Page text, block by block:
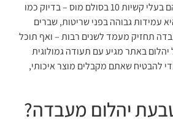
בהחלט. יהלומי מעבדה הם בעלי קשיות 10 בסולם מוס – בדיוק כמו
עמידות גבוהה בפני שריטות, שברים
תחזיק מעמד לשנים רבות – ואף תוכל
יהלום באתר מגיע עם תעודה גמולוגית
להבטיח שאתם מקבלים מוצר איכותי,
יהלום מעבדה?